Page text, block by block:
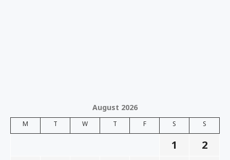
August 2026
M T W T F S S
1
2